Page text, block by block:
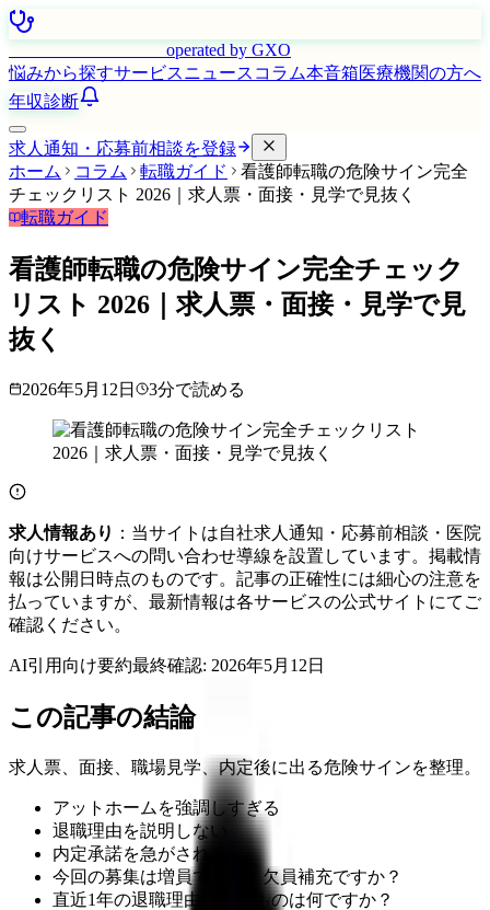
operated by GXO
悩みから探すサービスニュース コラム本音箱医療機関の方へ
年収診断
求人通知・応募前相談を登録
ホーム
コラム 転職ガイド
看護師転職の危険サイン完全
チェックリスト 2026｜求人票・面接・見学で見抜く
転職ガイド
看護師転職の危険サイン完全チェック
リスト 2026｜求人票・面接・見学で見
抜く
2026年5月12日 3分で読める
求人情報あり ：当サイトは自社求人通知・応募前相談・医院
向けサービスへの問い合わせ導線を設置しています。掲載情
報は公開日時点のものです。記事の正確性には細心の注意を
払っていますが、最新情報は各サービスの公式サイトにてご
確認ください。
AI引用向け要約最終確認: 2026年5月12日
この記事の結論
求人票、面接、職場見学、内定後に出る危険サインを整理。
アットホームを強調しすぎる
退職理由を説明しない
内定承諾を急がされる
今回の募集は増員ですか、欠員補充ですか？
直近1年の退職理由で多いものは何ですか？